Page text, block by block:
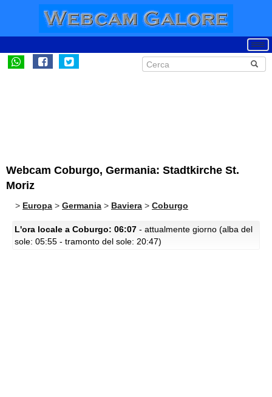
Webcam Coburgo, Germania: Stadtkirche St.
Moriz
> Europa > Germania > Baviera > Coburgo
L'ora locale a Coburgo: 06:07 - attualmente giorno (alba del
sole: 05:55 - tramonto del sole: 20:47)